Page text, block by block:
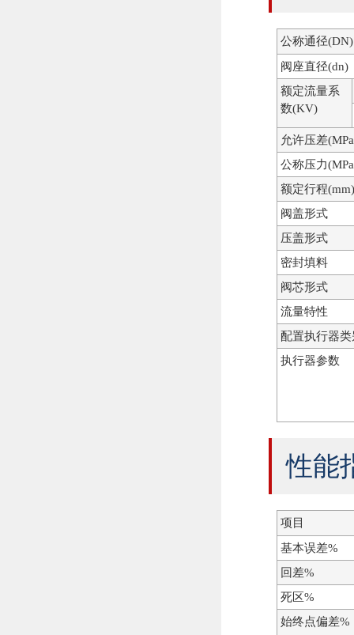
公称通径(DN)
阀座直径(dn)
额定流量系
数(KV)
允许压差
公称压力
额定行程(mm)
阀盖形式
压盖形式
密封填料
阀芯形式
流量特性
配置执行器类
执行器参数
性能
项目
基本误差%
回差%
死区%
始终点偏差%